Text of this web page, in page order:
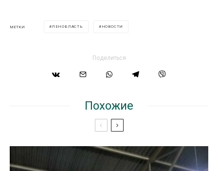
МЕТКИ ЛЕНОБЛАСТЬ НОВОСТИ
Поделиться
Похожие